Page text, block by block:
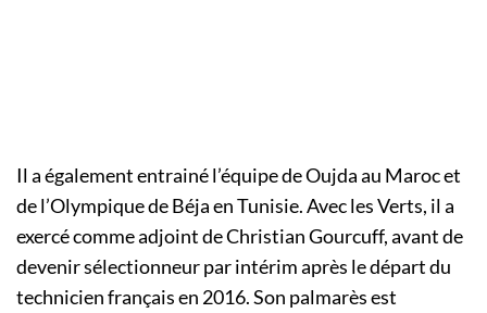
Il a également entrainé l’équipe de Oujda au Maroc et
de l’Olympique de Béja en Tunisie. Avec les Verts, il a
exercé comme adjoint de Christian Gourcuff, avant de
devenir sélectionneur par intérim après le départ du
technicien français en 2016. Son palmarès est